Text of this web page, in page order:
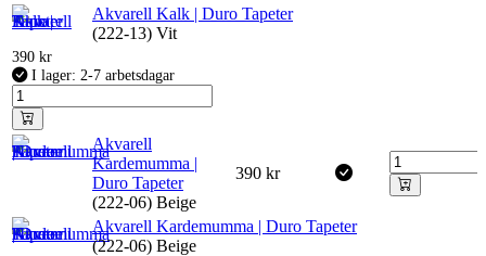
Akvarell Kalk | Duro Tapeter
(222-13) Vit
390 kr
I lager: 2-7 arbetsdagar
Akvarell
Kardemumma |
Duro Tapeter
(222-06) Beige
390 kr
Akvarell Kardemumma | Duro Tapeter
(222-06) Beige